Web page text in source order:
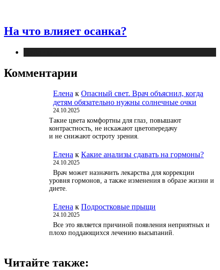
На что влияет осанка?
Комментарии
Елена к Опасный свет. Врач объяснил, когда
детям обязательно нужны солнечные очки
24.10.2025
Такие цвета комфортны для глаз, повышают
контрастность, не искажают цветопередачу
и не снижают остроту зрения.
Елена к Какие анализы сдавать на гормоны?
24.10.2025
Врач может назначить лекарства для коррекции
уровня гормонов, а также изменения в образе жизни и
диете.
Елена к Подростковые прыщи
24.10.2025
Все это является причиной появления неприятных и
плохо поддающихся лечению высыпаний.
Читайте также: